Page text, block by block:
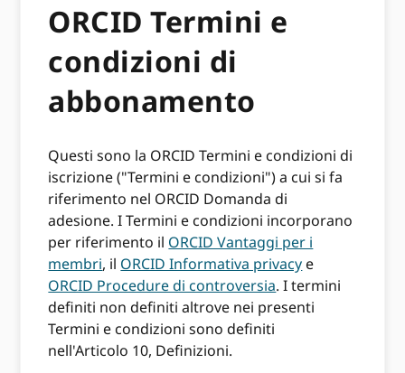
ORCID Termini e
condizioni di
abbonamento
Questi sono la ORCID Termini e condizioni di
iscrizione ("Termini e condizioni") a cui si fa
riferimento nel ORCID Domanda di
adesione. I Termini e condizioni incorporano
per riferimento il ORCID Vantaggi per i
membri, il ORCID Informativa privacy e
ORCID Procedure di controversia. I termini
definiti non definiti altrove nei presenti
Termini e condizioni sono definiti
nell'Articolo 10, Definizioni.